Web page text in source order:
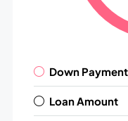
Down Payment
Loan Amount